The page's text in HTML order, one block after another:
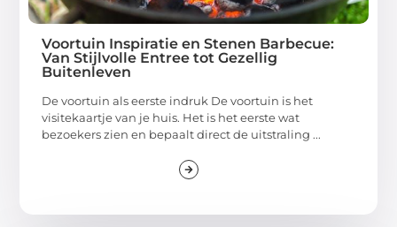
Voortuin Inspiratie en Stenen Barbecue:
Van Stijlvolle Entree tot Gezellig
Buitenleven
De voortuin als eerste indruk De voortuin is het
visitekaartje van je huis. Het is het eerste wat
bezoekers zien en bepaalt direct de uitstraling ...